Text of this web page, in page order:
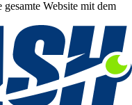
Website mit dem